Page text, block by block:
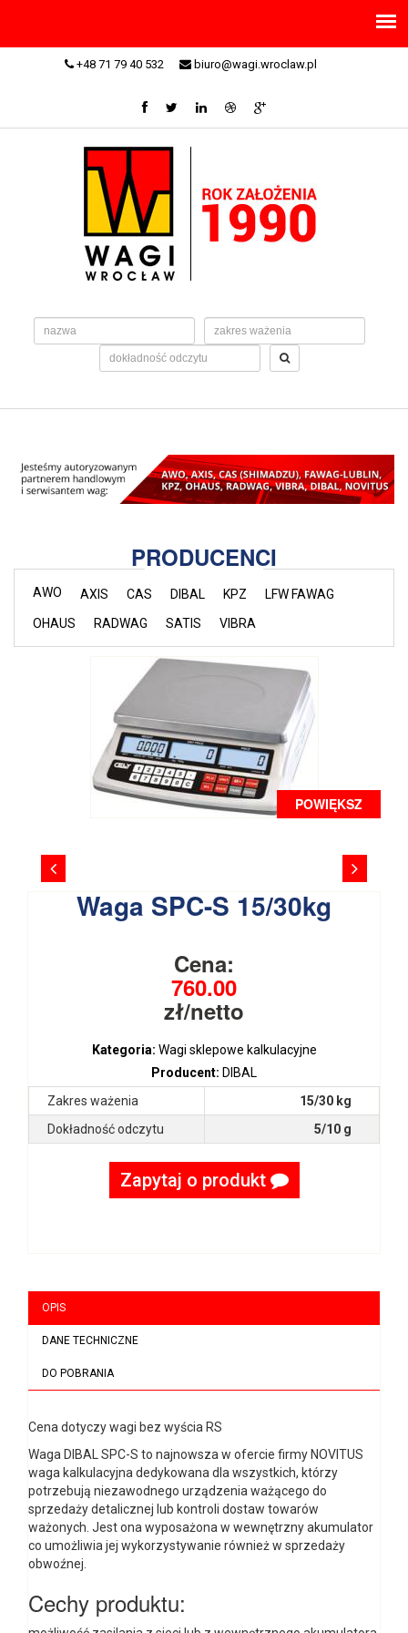
+48 71 79 40 532 biuro@wagi.wroclaw.pl
PRODUCENCI
AWO AXIS CAS DIBAL KPZ
LFW FAWAG
OHAUS
RADWAG SATIS VIBRA
POWIĘKSZ
Waga SPC-S 15/30kg
Cena:
760.00
zł/netto
Kategoria: Wagi sklepowe kalkulacyjne
Producent: DIBAL
Zakres ważenia
15/30 kg
Dokładność odczytu
5/10 g
Zapytaj o produkt
OPIS
DANE TECHNICZNE
DO POBRANIA
Cena dotyczy wagi bez wyścia RS
Waga DIBAL SPC-S to najnowsza w ofercie firmy NOVITUS
waga kalkulacyjna dedykowana dla wszystkich, którzy
potrzebują niezawodnego urządzenia ważącego do
sprzedaży detalicznej lub kontroli dostaw towarów
ważonych. Jest ona wyposażona w wewnętrzny akumulator
co umożliwia jej wykorzystywanie również w sprzedaży
obwoźnej.
Cechy produktu: